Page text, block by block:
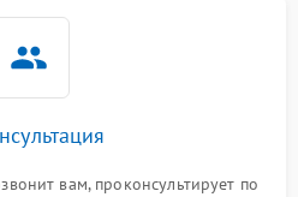
вам, проконсультирует по